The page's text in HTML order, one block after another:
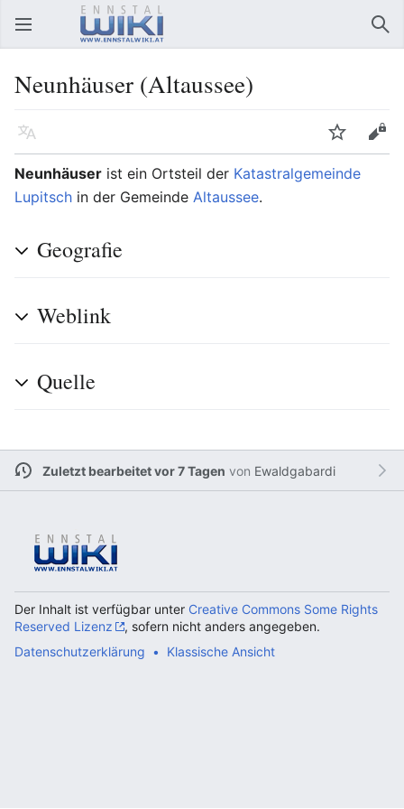
Hauptmenü öffnen
Neunhäuser (Altaussee)
Sprache Beobachten
Bearbeiten
Neunhäuser ist ein Ortsteil der Katastralgemeinde
Lupitsch in der Gemeinde Altaussee.
Geografie
Weblink
Quelle
Zuletzt bearbeitet vor 7 Tagen von Ewaldgabardi
Der Inhalt ist verfügbar unter Creative Commons Some Rights
Reserved Lizenz
, sofern nicht anders angegeben.
Datenschutzerklärung
Klassische Ansicht